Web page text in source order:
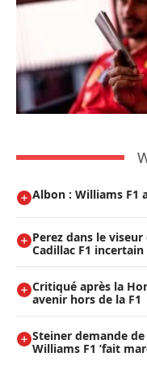
Albon : Williams F1
Perez dans le
Cadillac F1 incertain
Critiqué après la
avenir hors de la F1
Steiner demande
Williams F1 ’fait